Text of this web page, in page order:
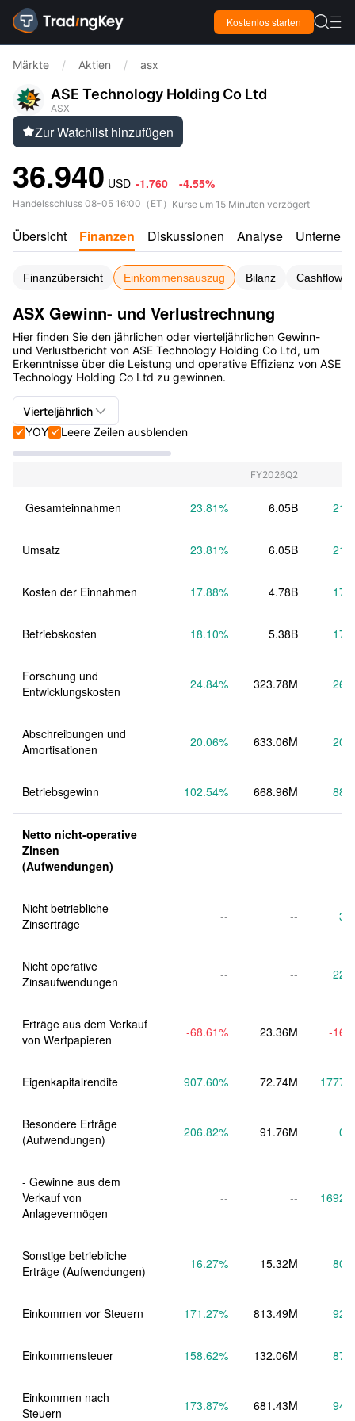
Kostenlos starten  
Märkte / Aktien / asx
ASE Technology Holding Co Ltd
ASX
Zur Watchlist hinzufügen
36.940 USD -1.760 -4.55%
Handelsschluss 08-05 16:00 （ ET ） Kurse um 15 Minuten verzögert
Übersicht Finanzen Diskussionen Analyse
Finanzübersicht Einkommensauszug Bilanz Cashflow-
ASX Gewinn- und Verlustrechnung
Hier finden Sie den jährlichen oder vierteljährlichen Gewinn-
und Verlustbericht von ASE Technology Holding Co Ltd, um
Erkenntnisse über die Leistung und operative Effizienz von ASE
Technology Holding Co Ltd zu gewinnen.
Vierteljährlich 
YOYLeere Zeilen ausblenden
FY2026Q2
Gesamteinnahmen 23.81% 6.05B
Umsatz 23.81% 6.05B
Kosten der Einnahmen 17.88% 4.78B
Betriebskosten 18.10% 5.38B
Forschung und
Entwicklungskosten
24.84% 323.78M
Abschreibungen und
Amortisationen
20.06% 633.06M
Betriebsgewinn 102.54% 668.96M
Netto nicht-operative
Zinsen
(Aufwendungen)
Nicht betriebliche
Zinserträge
-- --
Nicht operative
Zinsaufwendungen
-- --
Erträge aus dem Verkauf
von Wertpapieren
-68.61% 23.36M -
Eigenkapitalrendite 907.60% 72.74M
Besondere Erträge
(Aufwendungen)
206.82% 91.76M
- Gewinne aus dem
Verkauf von
Anlagevermögen
-- --
Sonstige betriebliche
Erträge (Aufwendungen)
16.27% 15.32M
Einkommen vor Steuern 171.27% 813.49M
Einkommensteuer 158.62% 132.06M
Einkommen nach
Steuern
173.87% 681.43M